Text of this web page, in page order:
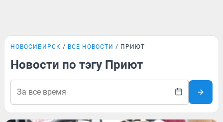
НОВОСИБИРСК ВСЕ НОВОСТИ ПРИЮТ
Новости по тэгу Приют